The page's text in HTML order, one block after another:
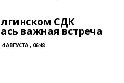
СДК
важная встреча
4 АВГУСТА , 06:48